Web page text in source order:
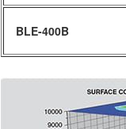
BLE-400B